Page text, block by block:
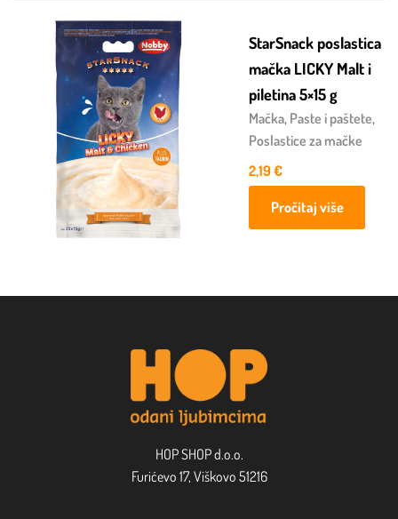
StarSnack poslastica
mačka LICKY Malt i
piletina 5×15 g
Mačka, Paste i paštete,
Poslastice za mačke
2,19€
Pročitaj više
HOP SHOP d.o.o.
Furićevo 17, Viškovo 51216